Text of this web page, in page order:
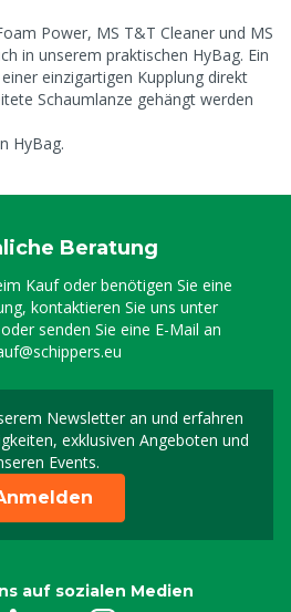
Power, MS T&T Cleaner und MS
in unserem praktischen HyBag. Ein
einzigartigen Kupplung direkt
Schaumlanze gehängt werden
HyBag.
Beratung
Kauf oder benötigen Sie eine
kontaktieren Sie uns unter
oder senden Sie eine E-Mail an
Newsletter an und erfahren
exklusiven Angeboten und
Events.
Melden Sie sich für
auf sozialen Medien